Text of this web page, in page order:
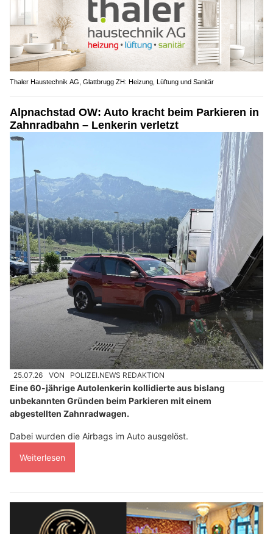
Thaler Haustechnik AG, Glattbrugg ZH: Heizung, Lüftung und Sanitär
Alpnachstad OW: Auto kracht beim Parkieren in
Zahnradbahn – Lenkerin verletzt
25.07.26 VON POLIZEI.NEWS REDAKTION
Eine 60-jährige Autolenkerin kollidierte aus bislang
unbekannten Gründen beim Parkieren mit einem
abgestellten Zahnradwagen.
Dabei wurden die Airbags im Auto ausgelöst.
Weiterlesen